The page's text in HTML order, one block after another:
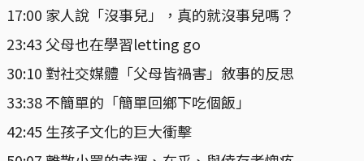
17:00 家人說「沒事兒」，真的就沒事兒嗎？
23:43 父母也在學習letting go
30:10 對社交媒體「父母皆禍害」敘事的反思
33:38 不簡單的「簡單回鄉下吃個飯」
42:45 生孩子文化的巨大衝擊